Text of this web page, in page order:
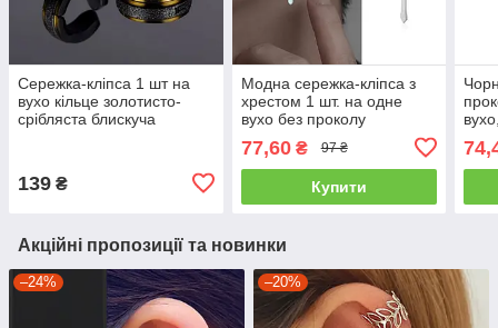
Сережка-кліпса 1 шт на
вухо кільце золотисто-
срібляста блискуча
139 ₴
Модна сережка-кліпса з
хрестом 1 шт. на одне
вухо без проколу
77,60₴ 97 ₴
Купити
Акційні пропозиції та новинки
–24% –20%